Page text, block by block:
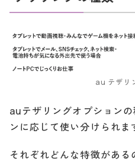
au テザリ
auテザリングオプション
ンに応じて使い分けられま
それぞれどんな特徴があ